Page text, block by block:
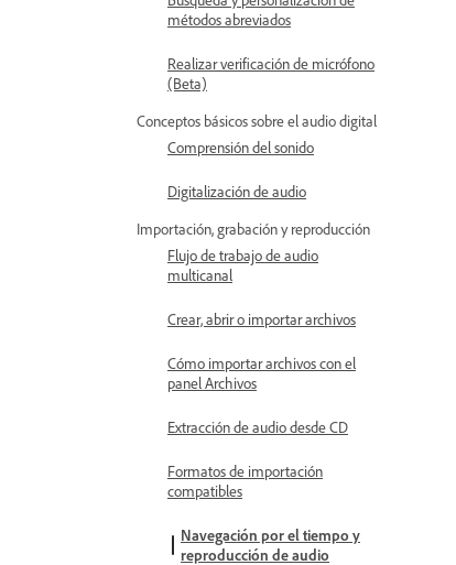
métodos abreviados
Realizar verificación de micrófono
(Beta)
Conceptos básicos sobre el audio digital
Comprensión del sonido
Digitalización de audio
Importación, grabación y reproducción
Flujo de trabajo de audio
multicanal
Crear, abrir o importar archivos
Cómo importar archivos con el
panel Archivos
Extracción de audio desde CD
Formatos de importación
compatibles
Navegación por el tiempo y
reproducción de audio